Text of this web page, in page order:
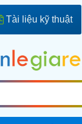
Tài liệu kỹ thuật